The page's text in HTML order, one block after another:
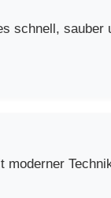
schnell,